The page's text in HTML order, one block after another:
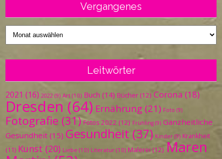
Vergangenes
Vergangenes
Leitwörter
2021 (16) 2022 (9) Art (10) Buch (14) Bücher (12) Corona (18)
Dresden (64) Ernährung (21) Foto (9)
Fotografie (31) Fotos 2022 (12) Frühling (9) Ganzheitliche
Gesundheit (15) Gesundheit (37) Kinder (9) Krankheit
(11) Kunst (20) Liebe (10) Literatur (10) Malerei (12) Maren